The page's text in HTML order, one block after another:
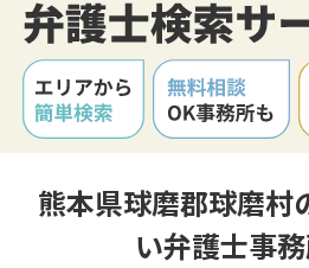
熊本県球磨郡球磨村
い弁護士事